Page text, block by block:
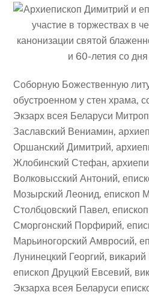
Соборную Божественную
обустроенном у стен храма,
Экзарх всея Беларуси
Заславский Вениамин,
Оршанский Димитрий,
Жлобинский Стефан,
Волковысский Антоний,
Мозырский Леонид, епископ
Столбцовский Павел,
Сморгонский Порфирий,
Марьиногорский Амвросий,
Лунинецкий Георгий,
епископ Друцкий Евсевий,
Экзарха всея Беларуси